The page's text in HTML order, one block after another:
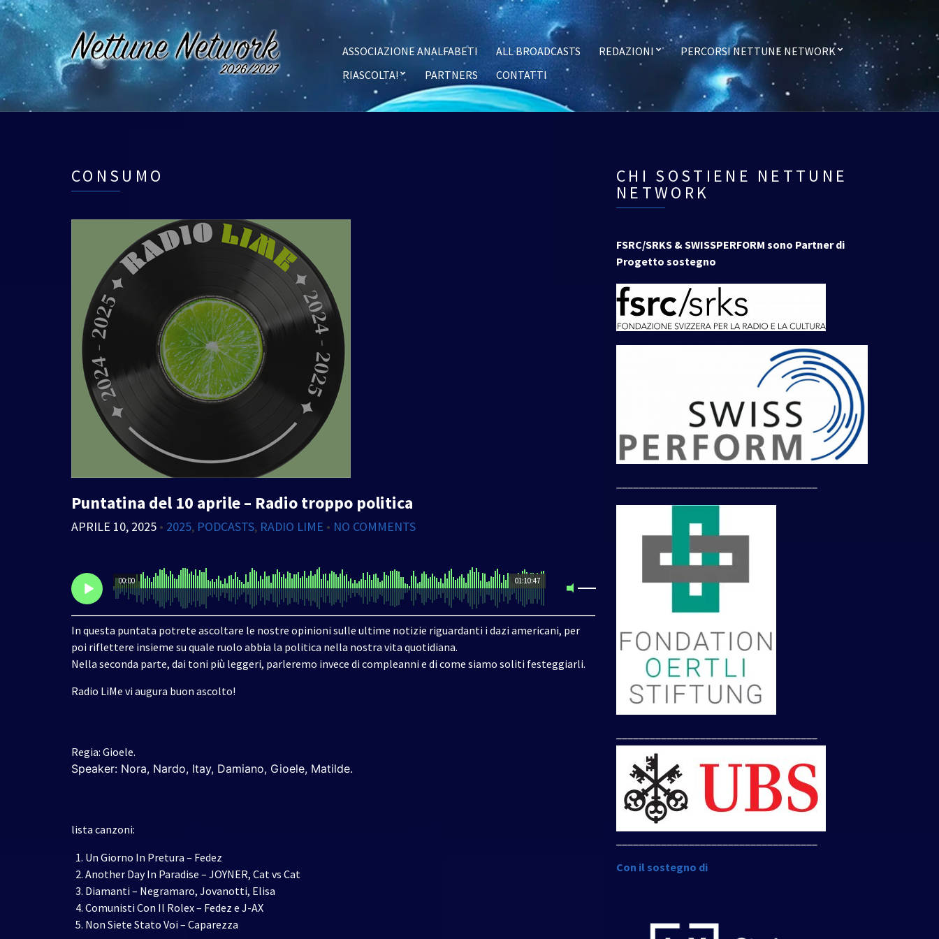
ASSOCIAZIONE ANALFABETI ALL BROADCASTS REDAZIONI
PERCORSI NETTUNE NETWORK
RIASCOLTA!
PARTNERS CONTATTI
CONSUMO
Puntatina del 10 aprile – Radio troppo politica
APRILE 10, 2025 • 2025, PODCASTS, RADIO LIME • NO COMMENTS
01:10:47
00:00
In questa puntata potrete ascoltare le nostre opinioni sulle ultime notizie riguardanti i dazi americani, per
poi riflettere insieme su quale ruolo abbia la politica nella nostra vita quotidiana.
Nella seconda parte, dai toni più leggeri, parleremo invece di compleanni e di come siamo soliti festeggiarli.
Radio LiMe vi augura buon ascolto!
Regia: Gioele.
Speaker: Nora, Nardo, Itay, Damiano, Gioele, Matilde.
lista canzoni:
Un Giorno In Pretura – Fedez
Another Day In Paradise – JOYNER, Cat vs Cat
Diamanti – Negramaro, Jovanotti, Elisa
Comunisti Con Il Rolex – Fedez e J-AX
Non Siete Stato Voi – Caparezza
CHI SOSTIENE NETTUNE
NETWORK
FSRC/SRKS & SWISSPERFORM sono Partner di
Progetto sostegno
Con il sostegno di